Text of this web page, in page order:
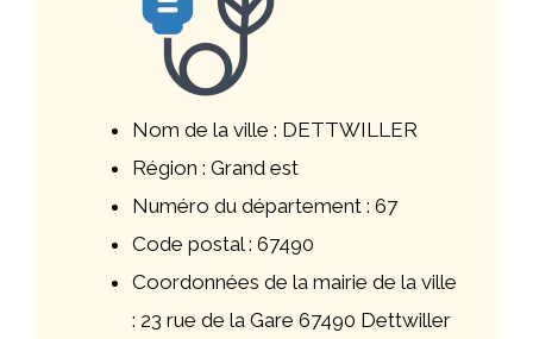
Nom de la ville : DETTWILLER
Région : Grand est
Numéro du département : 67
Code postal : 67490
Coordonnées de la mairie de la ville
: 23 rue de la Gare 67490 Dettwiller